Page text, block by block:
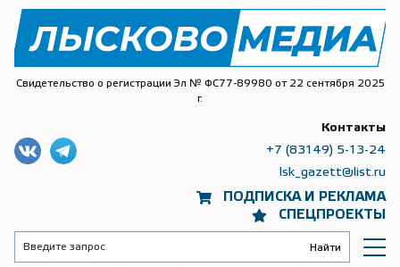
Свидетельство о регистрации Эл № ФС77-89980 от 22 сентября 2025
г.
ПОДПИСКА И РЕКЛАМА
СПЕЦПРОЕКТЫ
Контакты
+7 (83149) 5-13-24
lsk_gazett@list.ru